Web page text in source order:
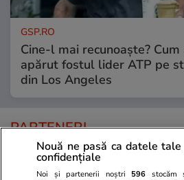
GSP.RO
Cine-l mai recunoaște? Cum
apărut fostul lider ATP pe
din Los Angeles
PARTENERI
Nouă ne pasă ca datele
confidențiale
Noi și partenerii noștri 596 stocăm